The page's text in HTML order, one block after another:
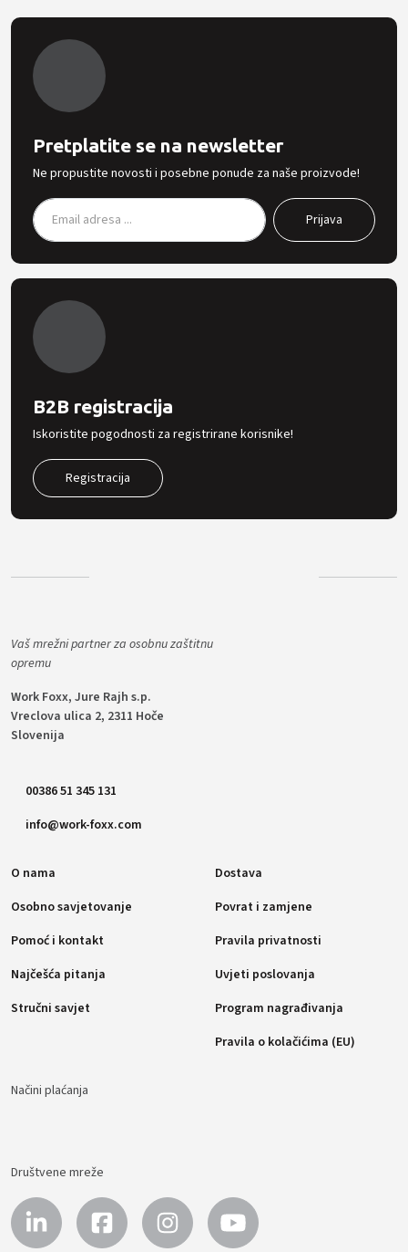
Pretplatite se na newsletter
Ne propustite novosti i posebne ponude za naše proizvode!
B2B registracija
Iskoristite pogodnosti za registrirane korisnike!
Registracija
Vaš mrežni partner za osobnu zaštitnu
opremu
Work Foxx, Jure Rajh s.p.
Vreclova ulica 2, 2311 Hoče
Slovenija
00386 51 345 131
info@work-foxx.com
O nama
Osobno savjetovanje
Pomoć i kontakt
Najčešća pitanja
Stručni savjet
Dostava
Povrat i zamjene
Pravila privatnosti
Uvjeti poslovanja
Program nagrađivanja
Pravila o kolačićima (EU)
Načini plaćanja
Društvene mreže